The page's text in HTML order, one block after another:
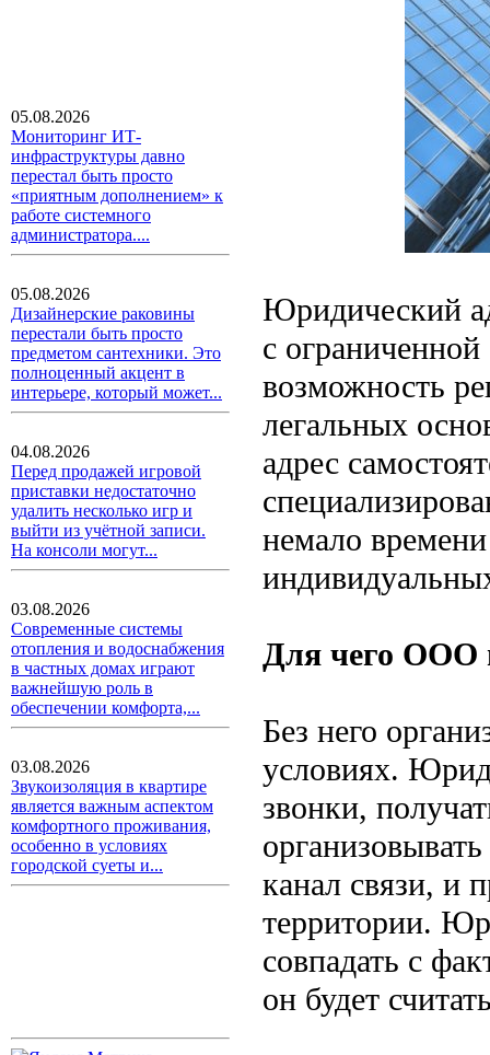
05.08.2026
Мониторинг ИТ-
инфраструктуры давно
перестал быть просто
«приятным дополнением» к
работе системного
администратора....
05.08.2026
Дизайнерские раковины
перестали быть просто
предметом сантехники. Это
полноценный акцент в
интерьере, который может...
04.08.2026
Перед продажей игровой
приставки недостаточно
удалить несколько игр и
выйти из учётной записи.
На консоли могут...
03.08.2026
Современные системы
отопления и водоснабжения
в частных домах играют
важнейшую роль в
обеспечении комфорта,...
03.08.2026
Звукоизоляция в квартире
является важным аспектом
комфортного проживания,
особенно в условиях
городской суеты и...
Юридический
с
возможность
легальных
адрес
немало
Для чего ООО
Без него
условиях.
звонки,
канал связи, и
территории.
совпадать с
он будет